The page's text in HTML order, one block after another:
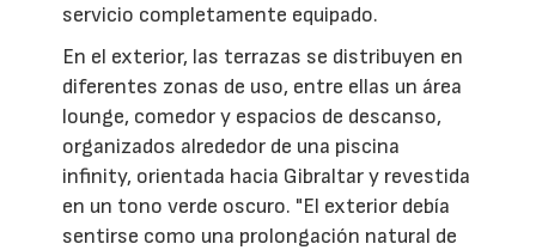
servicio completamente equipado.
En el exterior, las terrazas se distribuyen en
diferentes zonas de uso, entre ellas un área
lounge, comedor y espacios de descanso,
organizados alrededor de una piscina
infinity, orientada hacia Gibraltar y revestida
en un tono verde oscuro. "El exterior debía
sentirse como una prolongación natural de